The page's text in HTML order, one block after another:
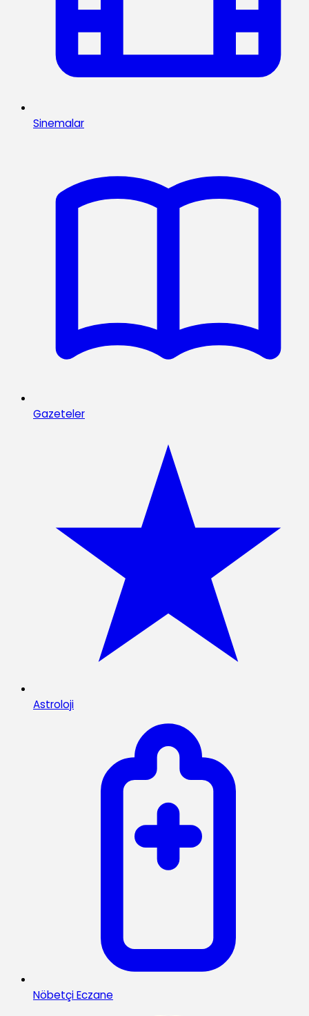
Sinemalar
Gazeteler
Astroloji
Nöbetçi Eczane